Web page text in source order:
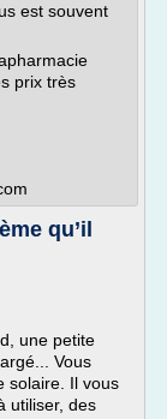
est souvent
prix très
qu’il
une petite
Vous
solaire. Il vous
utiliser, des